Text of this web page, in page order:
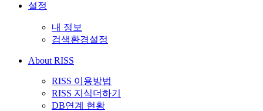
설정
내 정보
검색환경설정
About RISS
RISS 이용방법
RISS 지식더하기
DB연계 현황